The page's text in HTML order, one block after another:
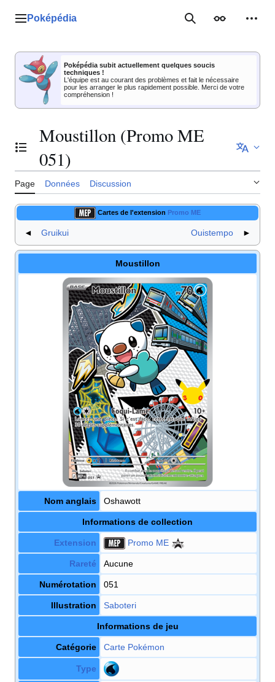
Menu principal
Poképédia RechercherApparence
Poképédia subit actuellement quelques soucis
techniques !
L'équipe est au courant des problèmes et fait le nécessaire
pour les arranger le plus rapidement possible. Merci de votre
compréhension !
Basculer la table des matières
Moustillon (Promo ME
051)
Page Données Discussion
Cartes de l'extension Promo ME
◄ Gruikui Ouistempo ►
Moustillon
Nom anglais Oshawott
Informations de collection
Extension Promo ME
Rareté Aucune
Numérotation 051
Illustration Saboteri
Informations de jeu
Catégorie Carte Pokémon
Type